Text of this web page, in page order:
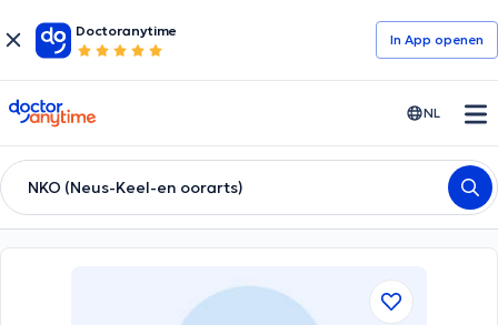
Doctoranytime
In App openen
doctoranytime NL
NKO (Neus-Keel-en oorarts)